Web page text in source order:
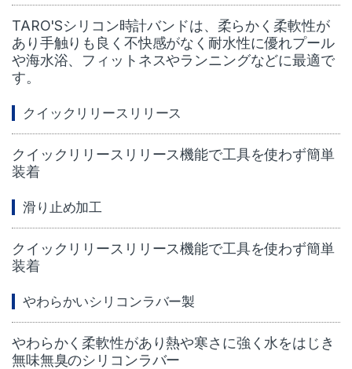
TARO'Sシリコン時計バンドは、柔らかく柔軟性が
あり手触りも良く不快感がなく耐水性に優れプール
や海水浴、フィットネスやランニングなどに最適で
す。
クイックリリースリリース
クイックリリースリリース機能で工具を使わず簡単
装着
滑り止め加工
クイックリリースリリース機能で工具を使わず簡単
装着
やわらかいシリコンラバー製
やわらかく柔軟性があり熱や寒さに強く水をはじき
無味無臭のシリコンラバー